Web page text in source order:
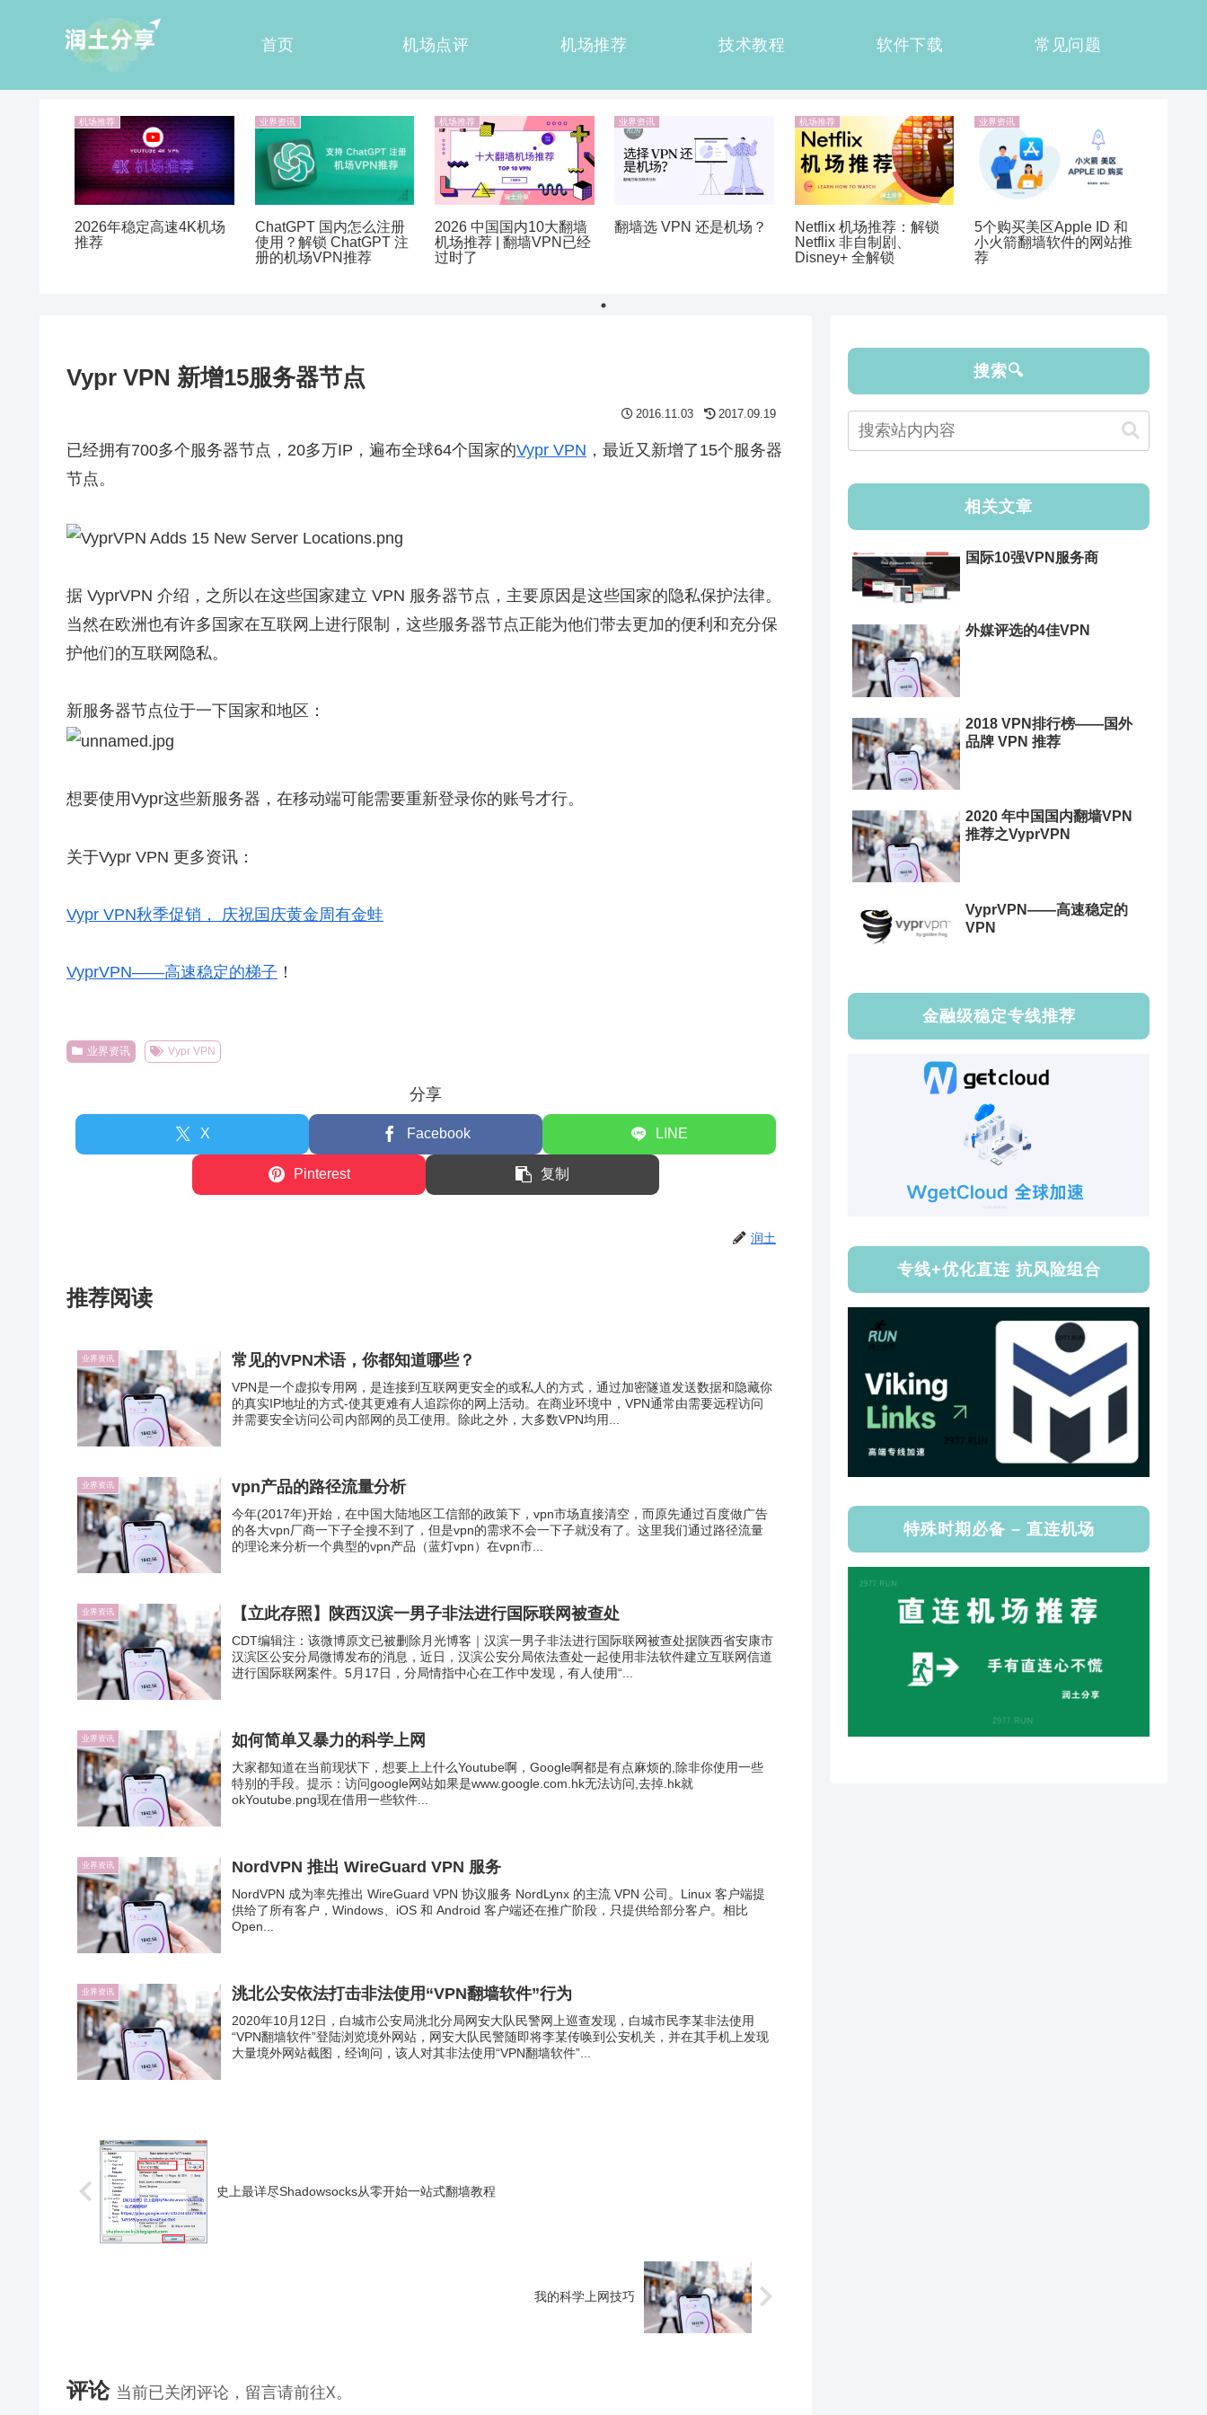
首页 机场点评 机场推荐 技术教程 软件下载 常见问题
机场推荐
2026年稳定高速4K机场
推荐
业界资讯
ChatGPT 国内怎么注册
使用？解锁 ChatGPT 注
册的机场VPN推荐
机场推荐
2026 中国国内10大翻墙
机场推荐 | 翻墙VPN已经
过时了
业界资讯
翻墙选 VPN 还是机场？
机场推荐
Netflix 机场推荐：解锁
Netflix 非自制剧、
Disney+ 全解锁
业界资讯
5个购买美区Apple ID 和
小火箭翻墙软件的网站推
荐
Vypr VPN 新增15服务器节点
2016.11.03 2017.09.19
已经拥有700多个服务器节点，20多万IP，遍布全球64个国家的Vypr VPN ，最近又新增了15个服务器
节点。
据 VyprVPN 介绍，之所以在这些国家建立 VPN 服务器节点，主要原因是这些国家的隐私保护法律。
当然在欧洲也有许多国家在互联网上进行限制，这些服务器节点正能为他们带去更加的便利和充分保
护他们的互联网隐私。
新服务器节点位于一下国家和地区：
想要使用Vypr这些新服务器，在移动端可能需要重新登录你的账号才行。
关于Vypr VPN 更多资讯：
Vypr VPN秋季促销， 庆祝国庆黄金周有金蛙
VyprVPN——高速稳定的梯子 ！
业界资讯 Vypr VPN
分享
X Facebook LINE
Pinterest 复制
润土
推荐阅读
业界资讯 常见的VPN术语，你都知道哪些？
VPN是一个虚拟专用网，是连接到互联网更安全的或私人的方式，通过加密隧道发送数据和隐藏你
的真实IP地址的方式-使其更难有人追踪你的网上活动。在商业环境中，VPN通常由需要远程访问
并需要安全访问公司内部网的员工使用。除此之外，大多数VPN均用...
业界资讯 vpn产品的路径流量分析
今年(2017年)开始，在中国大陆地区工信部的政策下，vpn市场直接清空，而原先通过百度做广告
的各大vpn厂商一下子全搜不到了，但是vpn的需求不会一下子就没有了。这里我们通过路径流量
的理论来分析一个典型的vpn产品（蓝灯vpn）在vpn市...
业界资讯 【立此存照】陕西汉滨一男子非法进行国际联网被查处
CDT编辑注：该微博原文已被删除月光博客｜汉滨一男子非法进行国际联网被查处据陕西省安康市
汉滨区公安分局微博发布的消息，近日，汉滨公安分局依法查处一起使用非法软件建立互联网信道
进行国际联网案件。5月17日，分局情指中心在工作中发现，有人使用“...
业界资讯 如何简单又暴力的科学上网
大家都知道在当前现状下，想要上上什么Youtube啊，Google啊都是有点麻烦的,除非你使用一些
特别的手段。提示：访问google网站如果是www.google.com.hk无法访问,去掉.hk就
okYoutube.png现在借用一些软件...
业界资讯 NordVPN 推出 WireGuard VPN 服务
NordVPN 成为率先推出 WireGuard VPN 协议服务 NordLynx 的主流 VPN 公司。Linux 客户端提
供给了所有客户，Windows、iOS 和 Android 客户端还在推广阶段，只提供给部分客户。相比
Open...
业界资讯 洮北公安依法打击非法使用“VPN翻墙软件”行为
2020年10月12日，白城市公安局洮北分局网安大队民警网上巡查发现，白城市民李某非法使用
“VPN翻墙软件”登陆浏览境外网站，网安大队民警随即将李某传唤到公安机关，并在其手机上发现
大量境外网站截图，经询问，该人对其非法使用“VPN翻墙软件”...
史上最详尽Shadowsocks从零开始一站式翻墙教程
我的科学上网技巧
评论 当前已关闭评论，留言请前往X。
搜索🔍
相关文章
国际10强VPN服务商
外媒评选的4佳VPN
2018 VPN排行榜——国外
品牌 VPN 推荐
2020 年中国国内翻墙VPN
推荐之VyprVPN
VyprVPN——高速稳定的
VPN
金融级稳定专线推荐
专线+优化直连 抗风险组合
特殊时期必备 – 直连机场